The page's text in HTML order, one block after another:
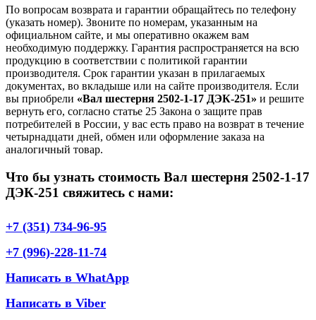
По вопросам возврата и гарантии обращайтесь по телефону
(указать номер). Звоните по номерам, указанным на
официальном сайте, и мы оперативно окажем вам
необходимую поддержку. Гарантия распространяется на всю
продукцию в соответствии с политикой гарантии
производителя. Срок гарантии указан в прилагаемых
документах, во вкладыше или на сайте производителя. Если
вы приобрели «Вал шестерня 2502-1-17 ДЭК-251» и решите
вернуть его, согласно статье 25 Закона о защите прав
потребителей в России, у вас есть право на возврат в течение
четырнадцати дней, обмен или оформление заказа на
аналогичный товар.
Что бы узнать стоимость Вал шестерня 2502-1-17
ДЭК-251 свяжитесь с нами:
+7 (351) 734-96-95
+7 (996)-228-11-74
Написать в WhatApp
Написать в Viber